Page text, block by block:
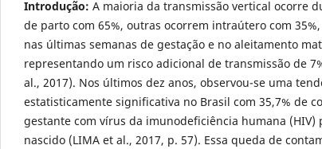
Introdução: A maioria da transmissão vertical ocorre
de parto com 65%, outras ocorrem intraútero com
nas últimas semanas de gestação e no aleitamento
representando um risco adicional de transmissão de
al., 2017). Nos últimos dez anos, observou-se uma
estatisticamente significativa no Brasil com 35,7% de
gestante com vírus da imunodeficiência humana (HIV)
nascido (LIMA et al., 2017, p. 57). Essa queda de